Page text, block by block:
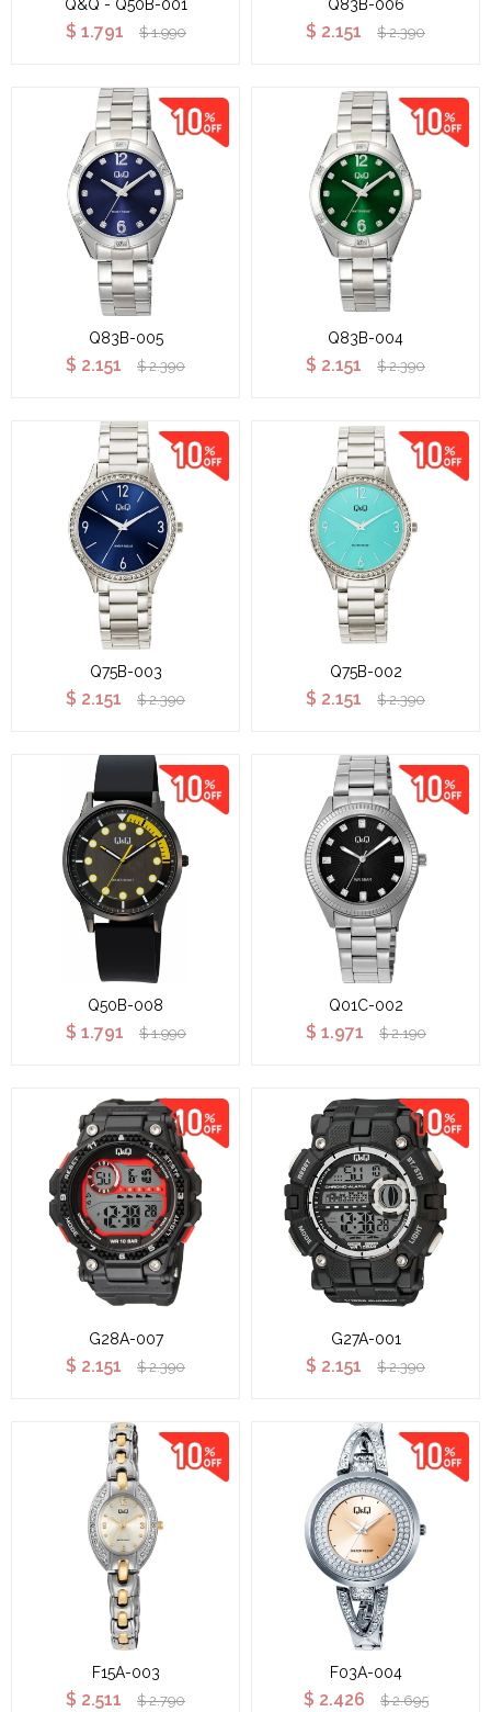
Q&Q - Q50B-001
$ 1.791 $ 1.990
Q83B-006
$ 2.151 $ 2.390
Q83B-005
$ 2.151 $ 2.390
Q83B-004
$ 2.151 $ 2.390
Q75B-003
$ 2.151 $ 2.390
Q75B-002
$ 2.151 $ 2.390
Q50B-008
$ 1.791 $ 1.990
Q01C-002
$ 1.971 $ 2.190
G28A-007
$ 2.151 $ 2.390
G27A-001
$ 2.151 $ 2.390
F15A-003
$ 2.511 $ 2.790
F03A-004
$ 2.426 $ 2.695